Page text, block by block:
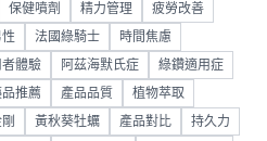
保健噴劑 精力管理 疲勞改善
性 法國綠騎士 時間焦慮
者體驗 阿茲海默氏症 綠鑽適用症
推薦 產品品質 植物萃取
黃秋葵牡蠣 產品對比 持久力